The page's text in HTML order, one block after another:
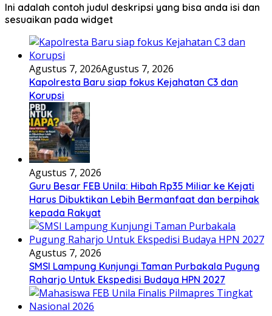
Ini adalah contoh judul deskripsi yang bisa anda isi dan
sesuaikan pada widget
Agustus 7, 2026Agustus 7, 2026
Kapolresta Baru siap fokus Kejahatan C3 dan
Korupsi
Agustus 7, 2026
Guru Besar FEB Unila: Hibah Rp35 Miliar ke Kejati
Harus Dibuktikan Lebih Bermanfaat dan berpihak
kepada Rakyat
Agustus 7, 2026
SMSI Lampung Kunjungi Taman Purbakala Pugung
Raharjo Untuk Ekspedisi Budaya HPN 2027